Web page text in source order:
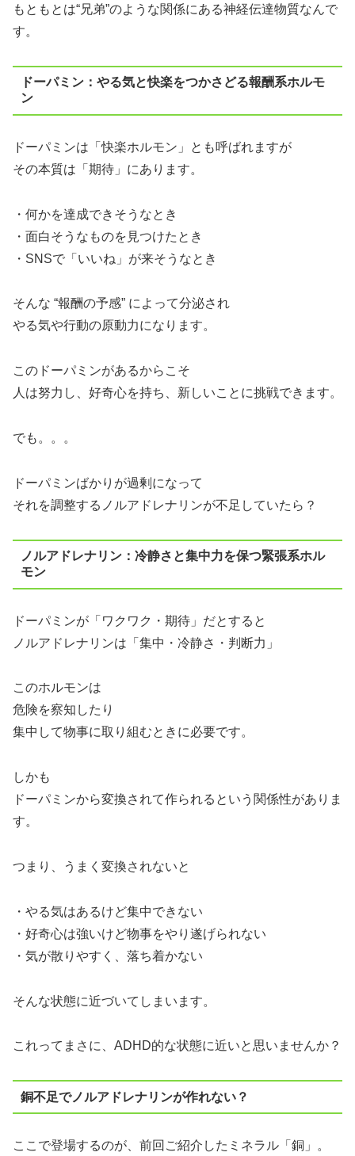
もともとは“兄弟”のような関係にある神経伝達物質なんで
す。
ドーパミン：やる気と快楽をつかさどる報酬系ホルモ
ン
ドーパミンは「快楽ホルモン」とも呼ばれますが
その本質は「期待」にあります。
・何かを達成できそうなとき
・面白そうなものを見つけたとき
・SNSで「いいね」が来そうなとき
そんな “報酬の予感” によって分泌され
やる気や行動の原動力になります。
このドーパミンがあるからこそ
人は努力し、好奇心を持ち、新しいことに挑戦できます。
でも。。。
ドーパミンばかりが過剰になって
それを調整するノルアドレナリンが不足していたら？
ノルアドレナリン：冷静さと集中力を保つ緊張系ホル
モン
ドーパミンが「ワクワク・期待」だとすると
ノルアドレナリンは「集中・冷静さ・判断力」
このホルモンは
危険を察知したり
集中して物事に取り組むときに必要です。
しかも
ドーパミンから変換されて作られるという関係性がありま
す。
つまり、うまく変換されないと
・やる気はあるけど集中できない
・好奇心は強いけど物事をやり遂げられない
・気が散りやすく、落ち着かない
そんな状態に近づいてしまいます。
これってまさに、ADHD的な状態に近いと思いませんか？
銅不足でノルアドレナリンが作れない？
ここで登場するのが、前回ご紹介したミネラル「銅」。